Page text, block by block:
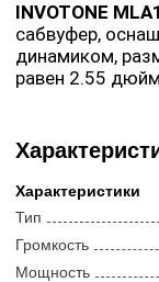
INVOTONE
сабвуфер,
динамиком,
равен 2.55
частот от 45
при этом
компактный
Специальное
от царапин,
необходимые
Для
использовать
устройства
стойку.
Характеристики
Тип
Громкость
Мощность